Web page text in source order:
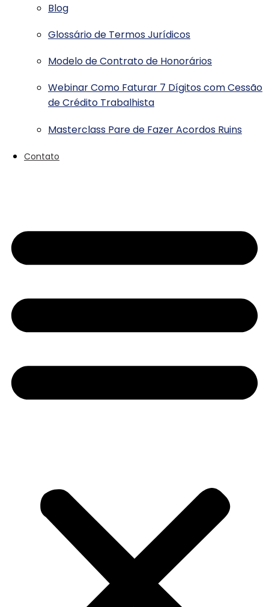
Blog
Glossário de Termos Jurídicos
Modelo de Contrato de Honorários
Webinar Como Faturar 7 Dígitos com Cessão
de Crédito Trabalhista
Masterclass Pare de Fazer Acordos Ruins
Contato